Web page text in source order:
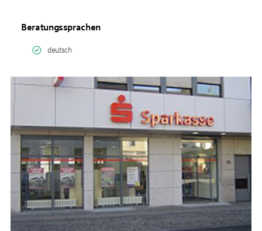
Beratungssprachen
deutsch